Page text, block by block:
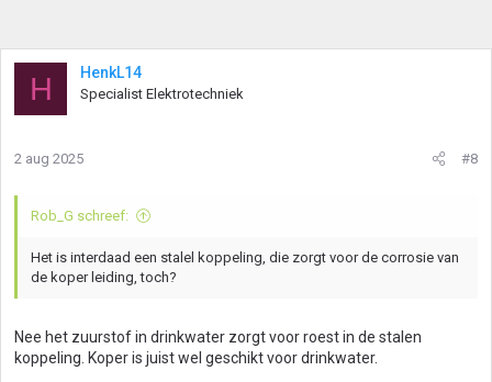
H HenkL14
Specialist Elektrotechniek
2 aug 2025 #8
Rob_G schreef:
Het is interdaad een stalel koppeling, die zorgt voor de corrosie van
de koper leiding, toch?
Nee het zuurstof in drinkwater zorgt voor roest in de stalen
koppeling. Koper is juist wel geschikt voor drinkwater.